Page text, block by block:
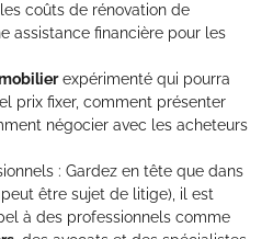
coûts de rénovation de
assistance financière pour les
expérimenté qui pourra
prix fixer, comment présenter
négocier avec les acheteurs
: Gardez en tête que dans
être sujet de litige), il est
à des professionnels comme